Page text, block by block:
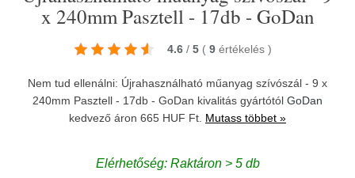
x 240mm Pasztell - 17db - GoDan
4.6 / 5 ( 9 értékelés )
Nem tud ellenálni: Újrahasználható műanyag szívószál - 9 x
240mm Pasztell - 17db - GoDan kivalitás gyártótól GoDan
kedvező áron 665 HUF Ft. Mutass többet »
Elérhetőség: Raktáron > 5 db